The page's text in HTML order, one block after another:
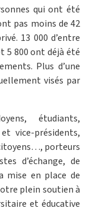
qui ont été
pas moins de 42
13 000 d’entre
5 800 ont déjà été
Plus d’une
visés par
étudiants,
vice-présidents,
porteurs
d’échange, de
mise en place de
plein soutien à
et éducative